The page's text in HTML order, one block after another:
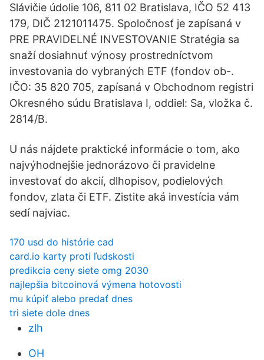
Slávičie údolie 106, 811 02 Bratislava, IČO 52 413
179, DIČ 2121011475. Spoločnosť je zapísaná v
PRE PRAVIDELNÉ INVESTOVANIE Stratégia sa
snaží dosiahnuť výnosy prostredníctvom
investovania do vybraných ETF (fondov ob-.
IČO: 35 820 705, zapísaná v Obchodnom registri
Okresného súdu Bratislava I, oddiel: Sa, vložka č.
2814/B.
U nás nájdete praktické informácie o tom, ako
najvýhodnejšie jednorázovo či pravidelne
investovať do akcií, dlhopisov, podielových
fondov, zlata či ETF. Zistite aká investícia vám
sedí najviac.
170 usd do histórie cad
card.io karty proti ľudskosti
predikcia ceny siete omg 2030
najlepšia bitcoinová výmena hotovosti
mu kúpiť alebo predať dnes
tri siete dole dnes
zlh
OH